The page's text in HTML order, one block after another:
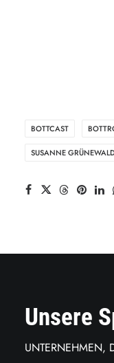
BOTTCAST
SUSANNE
Unsere
UNTERNEHMEN,